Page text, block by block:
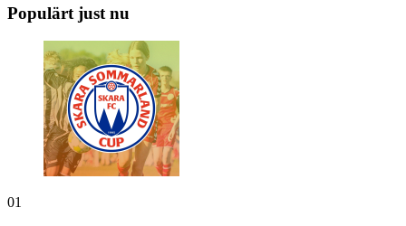
Populärt just nu
01